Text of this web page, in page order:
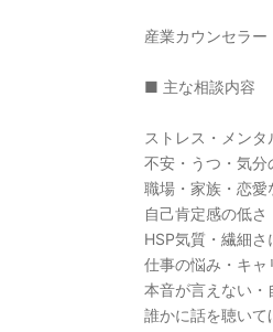
産業カウンセラー
■ 主な相談内容
ストレス・メンタ
不安・うつ・気分
職場・家族・恋愛
自己肯定感の低さ
HSP気質・繊細さ
仕事の悩み・キャ
本音が言えない・
誰かに話を聴いて